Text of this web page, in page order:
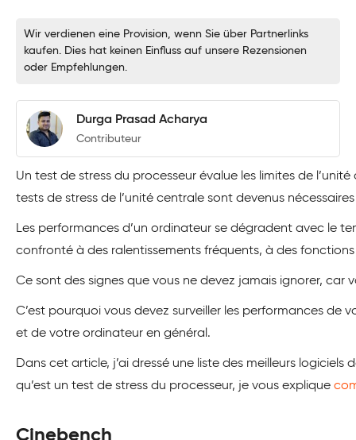
Wir verdienen eine Provision, wenn Sie über Partnerlinks
kaufen. Dies hat keinen Einfluss auf unsere Rezensionen
oder Empfehlungen.
Durga Prasad Acharya
Contributeur
Un test de stress du processeur évalue les limites de
tests de stress de l’unité centrale sont devenus
Les performances d’un ordinateur se dégradent avec le
confronté à des ralentissements fréquents, à des
Ce sont des signes que vous ne devez jamais ignorer, car
C’est pourquoi vous devez surveiller les performances
et de votre ordinateur en général.
Dans cet article, j’ai dressé une liste des meilleurs
qu’est un test de stress du processeur, je vous explique
Cinebench